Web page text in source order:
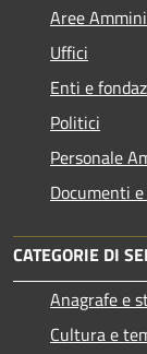
Aree
Uffici
Enti e
Politici
Personale
Documenti
CATEGORIE DI
Anagrafe e
Cultura e